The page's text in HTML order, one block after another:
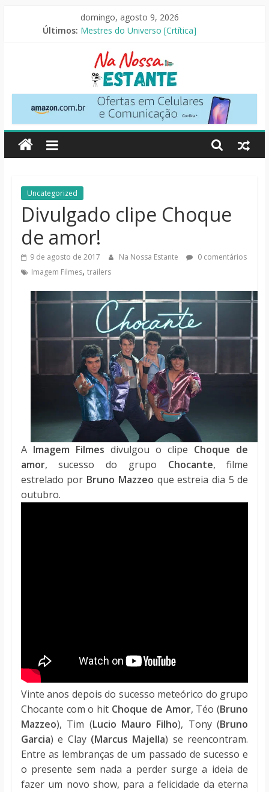
domingo, agosto 9, 2026
Últimos: Mestres do Universo [Crtítica]
Seus Amigos e Vizinhos [Crítica]
O Pistoleiro [Resenha Literária]
As Ovelhas Detetives [Crítica]
Na
Nossa
Estante
Críticas
livros,
filmes,
séries
notícias
Uncategorized
Divulgado clipe Choque
de amor!
9 de agosto de 2017 Na Nossa Estante
0 comentários
Imagem Filmes, trailers
A Imagem Filmes divulgou o clipe Choque de
amor, sucesso do grupo Chocante, filme
estrelado por Bruno Mazzeo que estreia dia 5 de
outubro.
Vinte anos depois do sucesso meteórico do grupo
Chocante com o hit Choque de Amor, Téo (Bruno
Mazzeo), Tim (Lucio Mauro Filho), Tony (Bruno
Garcia) e Clay (Marcus Majella) se reencontram.
Entre as lembranças de um passado de sucesso e
o presente sem nada a perder surge a ideia de
fazer um novo show, para a felicidade da eterna